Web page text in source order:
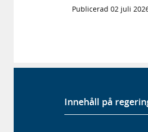
Publicerad 02 juli
Innehåll på